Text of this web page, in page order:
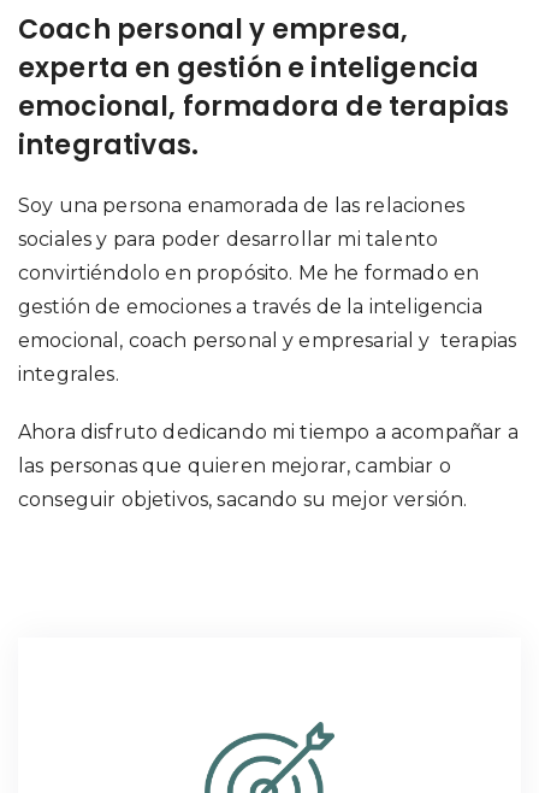
Coach personal y empresa,
experta en gestión e inteligencia
emocional, formadora de terapias
integrativas.
Soy una persona enamorada de las relaciones
sociales y para poder desarrollar mi talento
convirtiéndolo en propósito. Me he formado en
gestión de emociones a través de la inteligencia
emocional, coach personal y empresarial y terapias
integrales.
Ahora disfruto dedicando mi tiempo a acompañar a
las personas que quieren mejorar, cambiar o
conseguir objetivos, sacando su mejor versión.